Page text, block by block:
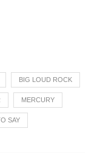
BIG LOUD ROCK
MERCURY
SAY